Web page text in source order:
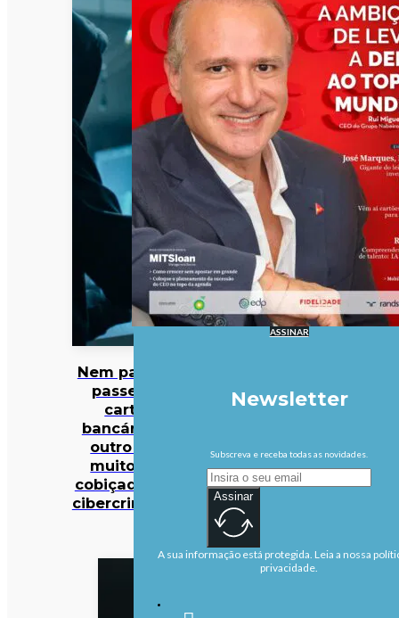
Nem palavras-
passe nem
cartões
bancários: há
outro dado
muito mais
cobiçado pelos
cibercriminosos
ASSINAR
Newsletter
Subscreva e receba todas as novidades.
Assinar
A sua informação está protegida. Leia a nossa
privacidade.